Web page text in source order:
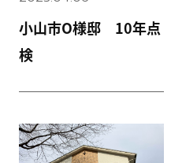
小山市O様邸 10年点
検